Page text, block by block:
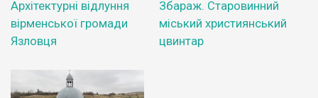
Архітектурні відлуння
вірменської громади
Язловця
Збараж. Старовинний
міський християнський
цвинтар